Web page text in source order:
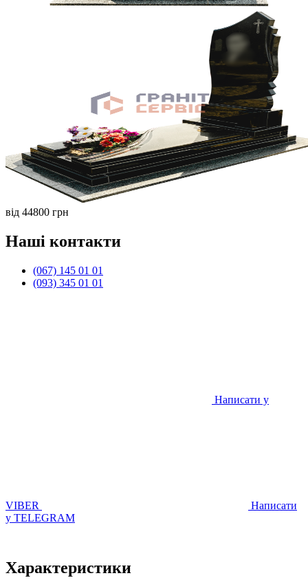
від 44800 грн
Наші контакти
(067) 145 01 01
(093) 345 01 01
Написати у
VIBER
Написати
у TELEGRAM
Характеристики